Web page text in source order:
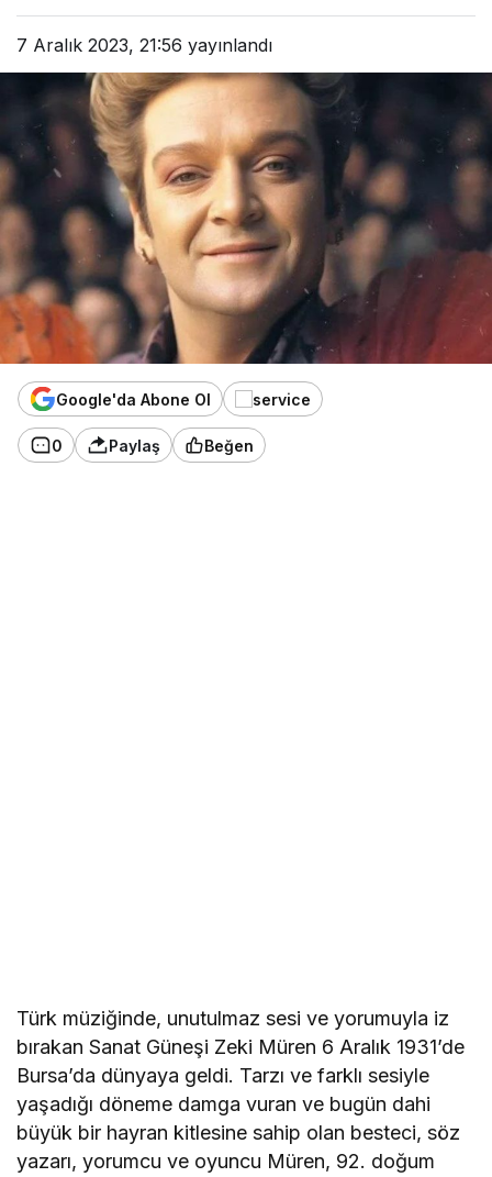
7 Aralık 2023, 21:56 yayınlandı
Google'da Abone Ol
0 Paylaş Beğen
Türk müziğinde, unutulmaz sesi ve yorumuyla iz
bırakan Sanat Güneşi Zeki Müren 6 Aralık 1931’de
Bursa’da dünyaya geldi. Tarzı ve farklı sesiyle
yaşadığı döneme damga vuran ve bugün dahi
büyük bir hayran kitlesine sahip olan besteci, söz
yazarı, yorumcu ve oyuncu Müren, 92. doğum